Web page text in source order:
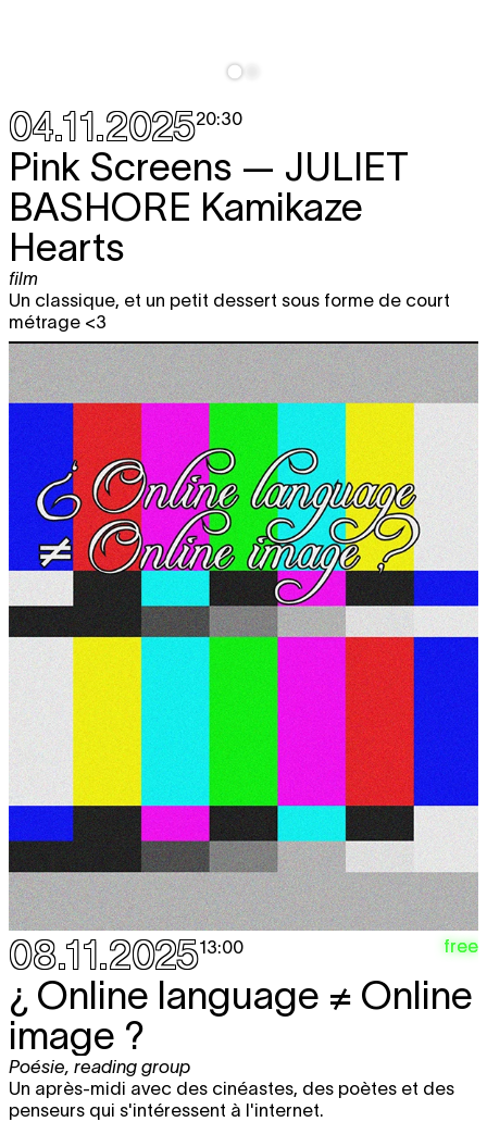
04.11.202520:30
Pink Screens — JULIET
BASHORE Kamikaze
Hearts
film
Un classique, et un petit dessert sous forme de court
métrage <3
08.11.202513:00 free
¿ Online language ≠ Online
image ?
Poésie, reading group
Un après-midi avec des cinéastes, des poètes et des
penseurs qui s'intéressent à l'internet.